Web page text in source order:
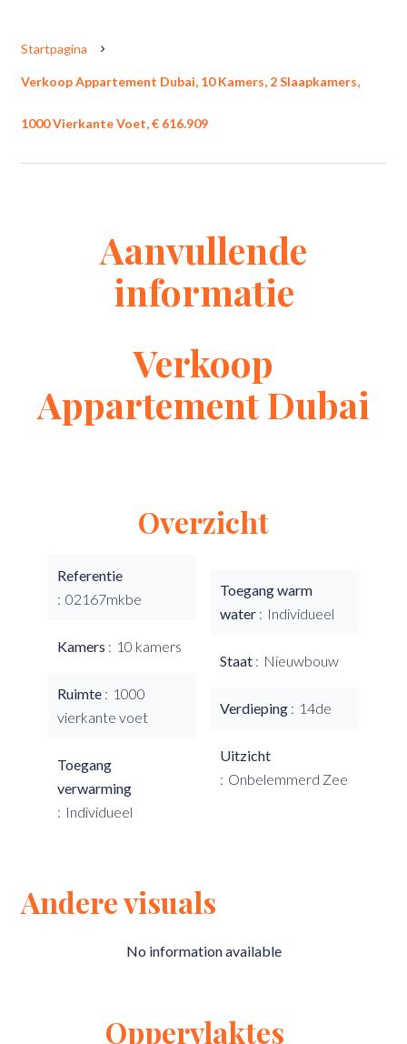
Startpagina
Verkoop Appartement Dubai, 10 Kamers, 2 Slaapkamers,
1000 Vierkante Voet, € 616.909
Aanvullende
informatie
Verkoop
Appartement Dubai
Overzicht
Referentie
02167mkbe
Kamers 10 kamers
Ruimte
1000
vierkante voet
Toegang
verwarming
Individueel
Toegang warm
water
Individueel
Staat Nieuwbouw
Verdieping 14de
Uitzicht
Onbelemmerd Zee
Andere visuals
No information available
Oppervlaktes